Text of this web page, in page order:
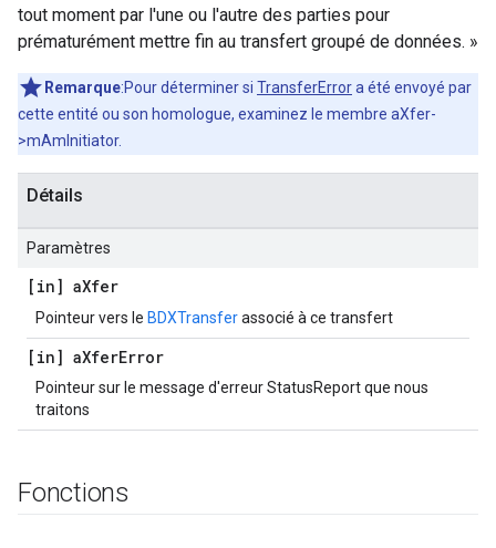
tout moment par l'une ou l'autre des parties pour
prématurément mettre fin au transfert groupé de données. »
Remarque:Pour déterminer si TransferErrora été envoyé par
cette entité ou son homologue, examinez le membre aXfer-
>mAmInitiator.
Détails
Paramètres
[in] aXfer
Pointeur vers le BDXTransferassocié à ce transfert
[in] aXferError
Pointeur sur le message d'erreur StatusReport que nous
traitons
Fonctions